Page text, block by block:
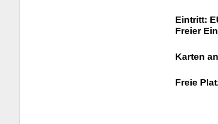
Eintritt:
Freier
Karten
Freie